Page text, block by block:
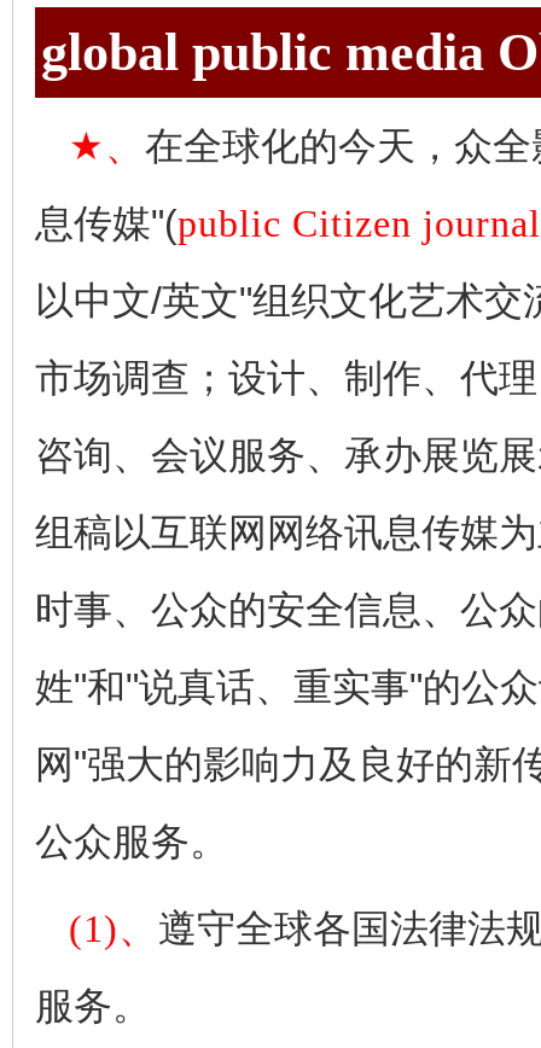
global public media
★、 在全球化的今天，众
息传媒"(public Citizen
以中文/英文"组织文化艺术
市场调查；设计、制作、代
咨询、会议服务、承办展览
组稿以互联网网络讯息传媒
时事、公众的安全信息、公
姓"和"说真话、重实事"的公
网"强大的影响力及良好的新
公众服务。
(1)、 遵守全球各国法律法
服务。